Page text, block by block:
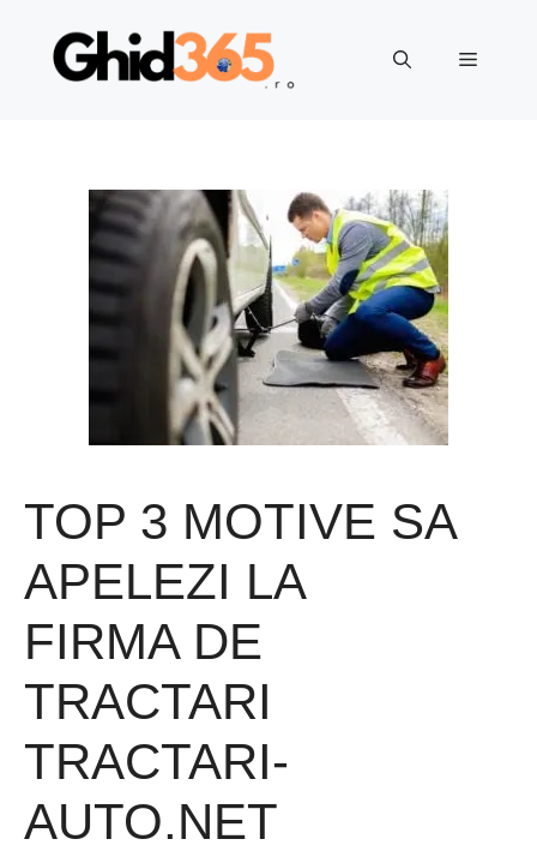
conținut
Meniu
TOP 3 MOTIVE SA
APELEZI LA
FIRMA DE
TRACTARI
TRACTARI-
AUTO.NET